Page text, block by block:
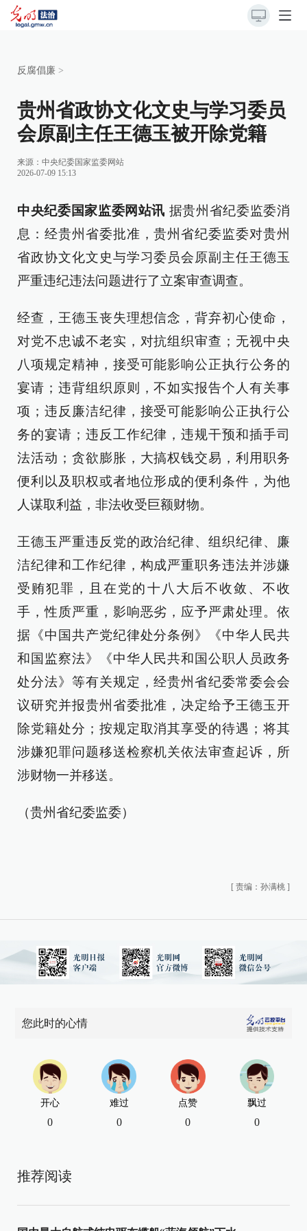
反腐倡廉 >
贵州省政协文化文史与学习委员
会原副主任王德玉被开除党籍
来源： 中央纪委国家监委网站
2026-07-09 15:13
中央纪委国家监委网站讯 据贵州省纪委监委消
息：经贵州省委批准，贵州省纪委监委对贵州
省政协文化文史与学习委员会原副主任王德玉
严重违纪违法问题进行了立案审查调查。
经查，王德玉丧失理想信念，背弃初心使命，
对党不忠诚不老实，对抗组织审查；无视中央
八项规定精神，接受可能影响公正执行公务的
宴请；违背组织原则，不如实报告个人有关事
项；违反廉洁纪律，接受可能影响公正执行公
务的宴请；违反工作纪律，违规干预和插手司
法活动；贪欲膨胀，大搞权钱交易，利用职务
便利以及职权或者地位形成的便利条件，为他
人谋取利益，非法收受巨额财物。
王德玉严重违反党的政治纪律、组织纪律、廉
洁纪律和工作纪律，构成严重职务违法并涉嫌
受贿犯罪，且在党的十八大后不收敛、不收
手，性质严重，影响恶劣，应予严肃处理。依
据《中国共产党纪律处分条例》《中华人民共
和国监察法》《中华人民共和国公职人员政务
处分法》等有关规定，经贵州省纪委常委会会
议研究并报贵州省委批准，决定给予王德玉开
除党籍处分；按规定取消其享受的待遇；将其
涉嫌犯罪问题移送检察机关依法审查起诉，所
涉财物一并移送。
（贵州省纪委监委）
[ 责编：孙满桃 ]
您此时的心情
开心
0
难过
0
点赞
0
飘过
0
推荐阅读